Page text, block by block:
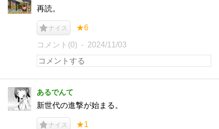
再読。
ナイス ★6
コメント(0) 2024/11/03
あるでんて
新世代の進撃が始まる。
ナイス ★1